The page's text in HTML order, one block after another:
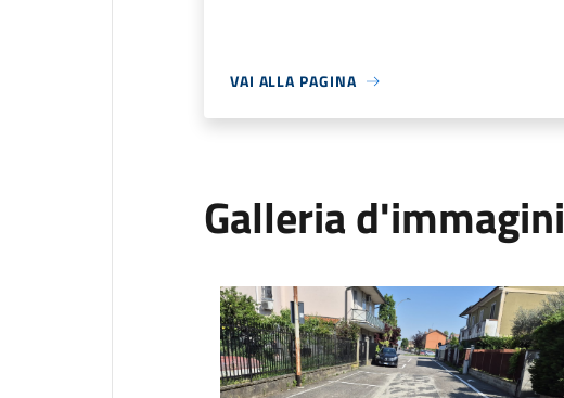
VAI ALLA PAGINA
Galleria d'immagini
Asfalto 1